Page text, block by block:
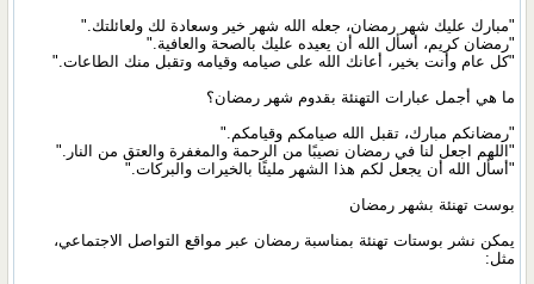
"مبارك عليك شهر رمضان، جعله الله شهر خير وسعادة لك ولعائلتك."
"رمضان كريم، أسأل الله أن يعيده عليك بالصحة والعافية."
"كل عام وأنت بخير، أعانك الله على صيامه وقيامه وتقبل منك الطاعات."
ما هي أجمل عبارات التهنئة بقدوم شهر رمضان؟
"رمضانكم مبارك، تقبل الله صيامكم وقيامكم."
"اللهم اجعل لنا في رمضان نصيبًا من الرحمة والمغفرة والعتق من النار."
"أسأل الله أن يجعل لكم هذا الشهر مليئًا بالخيرات والبركات."
بوست تهنئة بشهر رمضان
يمكن نشر بوستات تهنئة بمناسبة رمضان عبر مواقع التواصل الاجتماعي،
مثل: